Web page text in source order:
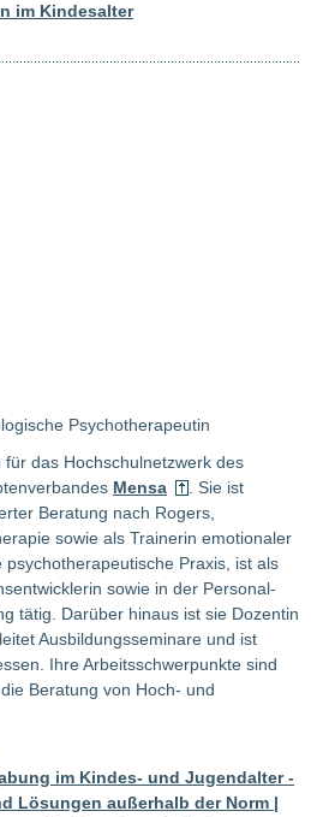
im Kindesalter
Psychotherapeutin
das Hochschulnetzwerk des
Mensa
. Sie ist
Beratung nach Rogers,
sowie als Trainerin emotionaler
Praxis, ist als
sowie in der Personal-
tätig. Darüber hinaus ist sie Dozentin
Ausbildungsseminare und ist
Ihre Arbeitsschwerpunkte sind
Beratung von Hoch- und
im Kindes- und Jugendalter -
Lösungen außerhalb der Norm |